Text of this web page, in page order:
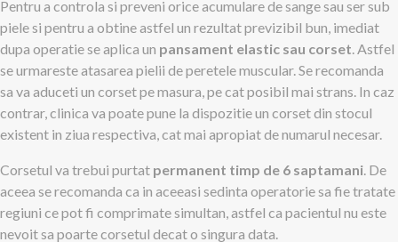
Pentru a controla si preveni orice acumulare de sange sau ser sub
piele si pentru a obtine astfel un rezultat previzibil bun, imediat
dupa operatie se aplica un pansament elastic sau corset. Astfel
se urmareste atasarea pielii de peretele muscular. Se recomanda
sa va aduceti un corset pe masura, pe cat posibil mai strans. In caz
contrar, clinica va poate pune la dispozitie un corset din stocul
existent in ziua respectiva, cat mai apropiat de numarul necesar.
Corsetul va trebui purtat permanent timp de 6 saptamani. De
aceea se recomanda ca in aceeasi sedinta operatorie sa fie tratate
regiuni ce pot fi comprimate simultan, astfel ca pacientul nu este
nevoit sa poarte corsetul decat o singura data.